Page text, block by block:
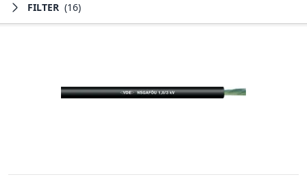
FILTER (16)